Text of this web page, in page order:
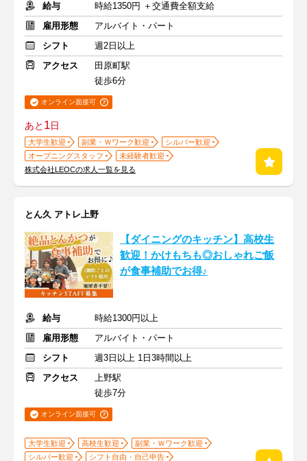
給与
時給1350円 ＋交通費全額支給
雇用形態
アルバイト・パート
シフト
週2日以上
アクセス
田原町駅
徒歩6分
オンライン面接可
あと 1日
大学生歓迎 副業・Ｗワーク歓迎
シルバー歓迎
オープニングスタッフ
未経験者歓迎
株式会社LEOCの求人一覧を見る
とん久 アトレ上野
【ダイニングのキッチン】高校生
歓迎！かけもちも◎おしゃれご飯
が食事補助でお得♪
給与
時給1300円以上
雇用形態
アルバイト・パート
シフト
週3日以上 1日3時間以上
アクセス
上野駅
徒歩7分
オンライン面接可
大学生歓迎 高校生歓迎
副業・Ｗワーク歓迎
シルバー歓迎
シフト自由・自己申告